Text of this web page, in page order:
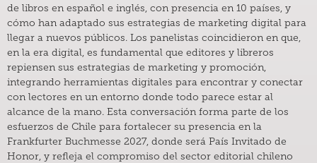
de libros en español e inglés, con presencia en 10 países, y
cómo han adaptado sus estrategias de marketing digital para
llegar a nuevos públicos. Los panelistas coincidieron en que,
en la era digital, es fundamental que editores y libreros
repiensen sus estrategias de marketing y promoción,
integrando herramientas digitales para encontrar y conectar
con lectores en un entorno donde todo parece estar al
alcance de la mano. Esta conversación forma parte de los
esfuerzos de Chile para fortalecer su presencia en la
Frankfurter Buchmesse 2027, donde será País Invitado de
Honor, y refleja el compromiso del sector editorial chileno